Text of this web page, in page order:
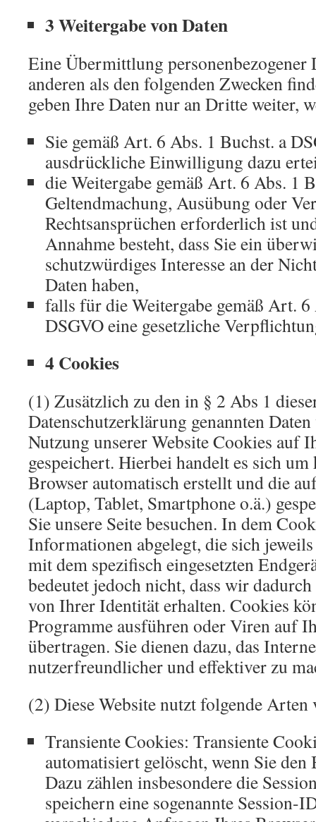
3 Weitergabe von Daten
Eine Übermittlung personenbezogener
anderen als den folgenden Zwecken
geben Ihre Daten nur an Dritte weiter,
Sie gemäß Art. 6 Abs. 1 Buchst. a
ausdrückliche Einwilligung dazu
die Weitergabe gemäß Art. 6 Abs. 1
Geltendmachung, Ausübung oder
Rechtsansprüchen erforderlich ist
Annahme besteht, dass Sie ein
schutzwürdiges Interesse an der
Daten haben,
falls für die Weitergabe gemäß Art.
DSGVO eine gesetzliche
4 Cookies
(1) Zusätzlich zu den in § 2 Abs 1
Datenschutzerklärung genannten
Nutzung unserer Website Cookies auf
gespeichert. Hierbei handelt es sich
Browser automatisch erstellt und die
(Laptop, Tablet, Smartphone o.ä.)
Sie unsere Seite besuchen. In dem
Informationen abgelegt, die sich
mit dem spezifisch eingesetzten
bedeutet jedoch nicht, dass wir
von Ihrer Identität erhalten. Cookies
Programme ausführen oder Viren auf
übertragen. Sie dienen dazu, das
nutzerfreundlicher und effektiver zu
(2) Diese Website nutzt folgende Arten
Transiente Cookies: Transiente
automatisiert gelöscht, wenn Sie den
Dazu zählen insbesondere die
speichern eine sogenannte Session-